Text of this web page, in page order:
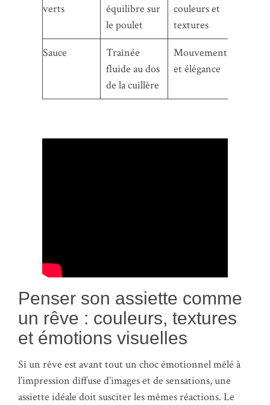
verts
équilibre sur
le poulet
couleurs et
textures
Sauce
Traînée
fluide au dos
de la cuillère
Mouvement
et élégance
Penser son assiette comme
un rêve : couleurs, textures
et émotions visuelles
Si un rêve est avant tout un choc émotionnel mêlé à
l’impression diffuse d’images et de sensations, une
assiette idéale doit susciter les mêmes réactions. Le